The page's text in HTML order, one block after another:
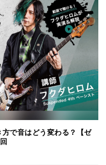
で音はどう変わる？【ゼ